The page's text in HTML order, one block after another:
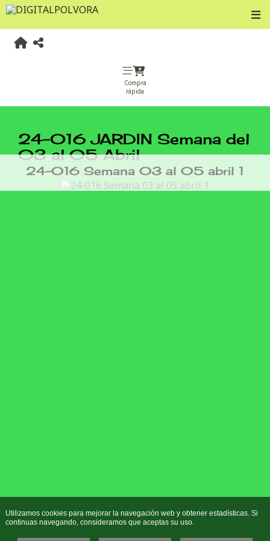
Compra
rápida
24-016 JARDIN Semana del
03 al 05 Abril
24-016 Semana 03 al 05 abril 1
Utilizamos cookies para mejorar la navegación web y obtener estadísticas. Si
continuas navegando, consideramos que aceptas su uso.